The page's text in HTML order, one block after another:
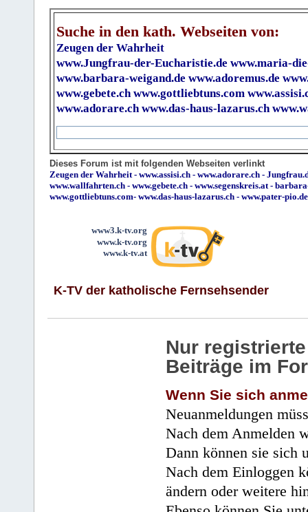
Suche in den kath. Webseiten von:
Zeugen der Wahrheit
www.Jungfrau-der-Eucharistie.de www.maria-
www.barbara-weigand.de www.adoremus.de
www.gebete.ch www.gottliebtuns.com
www.adorare.ch www.das-haus-lazarus.ch
Dieses Forum ist mit folgenden Webseiten verlinkt
Zeugen der Wahrheit- www.assisi.ch - www.adorare.ch -
www.wallfahrten.ch - www.gebete.ch - www.segenskreis.at-
www.gottliebtuns.com- www.das-haus-lazarus.ch - www.pater-pio.de
www3.k-tv.org
www.k-tv.org
www.k-tv.at
K-TV der katholische Fernsehsender
Nur
Beiträge im
Wenn Sie sich
Neuanmeldungen
Nach dem Anmelden
Dann können sie sich
Nach dem Einloggen
ändern oder weitere